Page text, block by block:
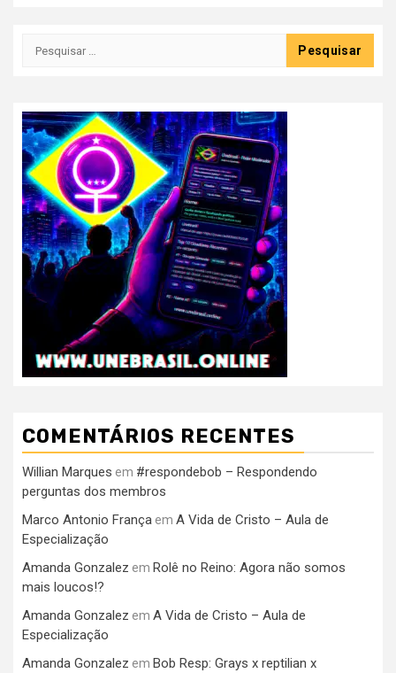
Pesquisar
COMENTÁRIOS RECENTES
Willian Marques em #respondebob – Respondendo
perguntas dos membros
Marco Antonio França em A Vida de Cristo – Aula de
Especialização
Amanda Gonzalez em Rolê no Reino: Agora não somos
mais loucos!?
Amanda Gonzalez em A Vida de Cristo – Aula de
Especialização
Amanda Gonzalez em Bob Resp: Grays x reptilian x